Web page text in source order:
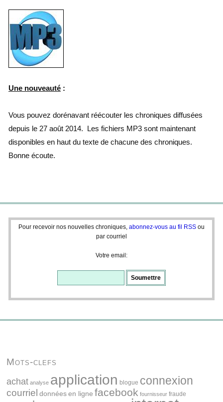
Une nouveauté :
Vous pouvez dorénavant réécouter les chroniques diffusées
depuis le 27 août 2014. Les fichiers MP3 sont maintenant
disponibles en haut du texte de chacune des chroniques.
Bonne écoute.
Pour recevoir nos nouvelles chroniques, abonnez-vous au fil RSS ou
par courriel
Votre email:
Mots-clefs
achat analyse application blogue connexion
courriel donnéesen ligne facebook fournisseur fraude